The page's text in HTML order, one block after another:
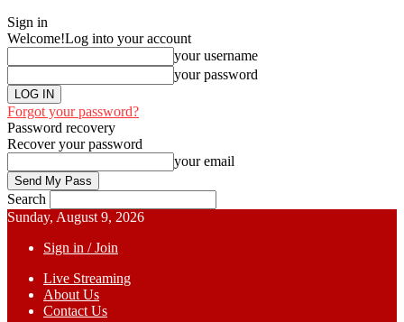
Sign in
Welcome!Log into your account
your username
your password
Forgot your password?
Password recovery
Recover your password
your email
Search
Sunday, August 9, 2026
Sign in / Join
Live Streaming
About Us
Contact Us